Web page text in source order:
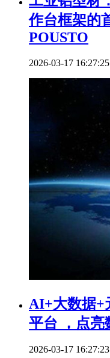
作台框架的
POUSTO
2026-03-17 16:27:25
AI+大数据+
平台 ，点亮
2026-03-17 16:27:23